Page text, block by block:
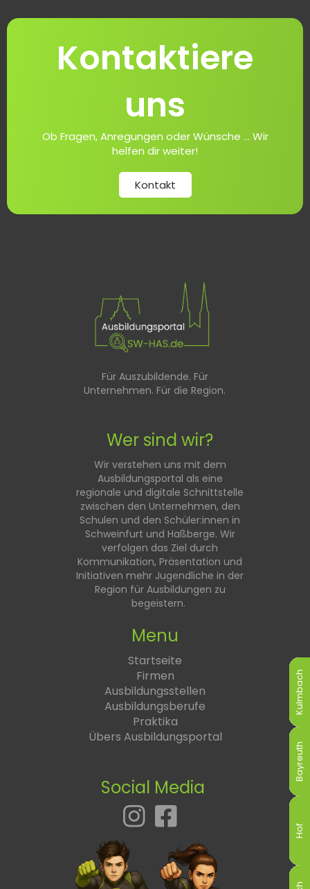
Kulmbach
Bayreuth
Hof
Kulmbach
Bayreuth
Hof
Kulmbach
Bayreuth
Hof
Kulmbach
Bayreuth
Hof
Kulmbach
Bayreuth
Hof
Kulmbach
Bayreuth
Hof
Kontaktiere
uns
Ob Fragen, Anregungen oder Wünsche ... Wir
helfen dir weiter!
Kontakt
Für Auszubildende. Für
Unternehmen. Für die Region.
Wer sind wir?
Wir verstehen uns mit dem
Ausbildungsportal als eine
regionale und digitale Schnittstelle
zwischen den Unternehmen, den
Schulen und den Schüler:innen in
Schweinfurt und Haßberge. Wir
verfolgen das Ziel durch
Kommunikation, Präsentation und
Initiativen mehr Jugendliche in der
Region für Ausbildungen zu
begeistern.
Menu
Startseite
Firmen
Ausbildungsstellen
Ausbildungsberufe
Praktika
Übers Ausbildungsportal
Social Media